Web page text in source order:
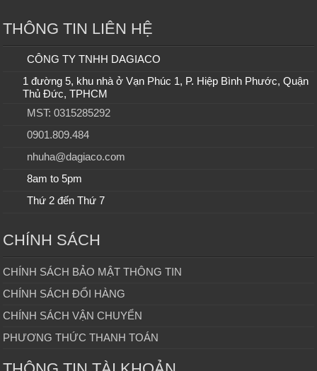
THÔNG TIN LIÊN HỆ
CÔNG TY TNHH DAGIACO
1 đường 5, khu nhà ở Vạn Phúc 1, P. Hiệp Bình Phước, Quận
Thủ Đức, TPHCM
MST: 0315285292
0901.809.484
nhuha@dagiaco.com
8am to 5pm
Thứ 2 đến Thứ 7
CHÍNH SÁCH
CHÍNH SÁCH BẢO MẬT THÔNG TIN
CHÍNH SÁCH ĐỔI HÀNG
CHÍNH SÁCH VẬN CHUYỂN
PHƯƠNG THỨC THANH TOÁN